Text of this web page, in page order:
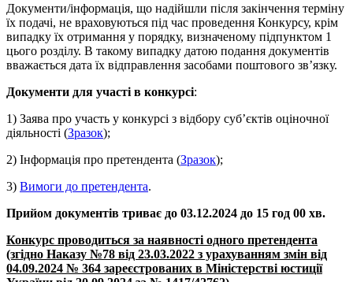
Документи/інформація, що надійшли після закінчення терміну
їх подачі, не враховуються під час проведення Конкурсу, крім
випадку їх отримання у порядку, визначеному підпунктом 1
цього розділу. В такому випадку датою подання документів
вважається дата їх відправлення засобами поштового зв’язку.
Документи для участі в конкурсі:
1) Заява про участь у конкурсі з відбору суб’єктів оціночної
діяльності (Зразок);
2) Інформація про претендента (Зразок);
3) Вимоги до претендента.
Прийом документів триває до 03.12.2024 до 15 год 00 хв.
Конкурс проводиться за наявності одного претендента
(згідно Наказу №78 від 23.03.2022 з урахуванням змін від
04.09.2024 № 364 зареєстрованих в Міністерстві юстиції